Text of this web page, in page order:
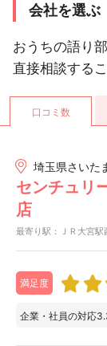
会社を選ぶ
おうちの語り
直接相談する
口コミ数
埼玉県さいた
センチュリ
店
最寄り駅：ＪＲ大宮駅
満足度
企業・社員の対応